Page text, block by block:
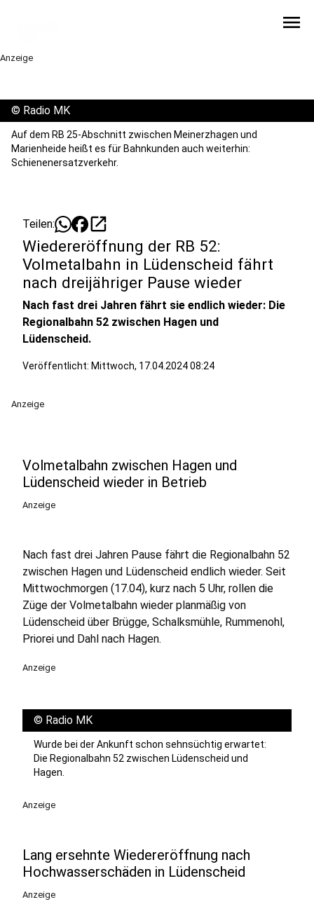
menu
Anzeige
© Radio MK
Auf dem RB 25-Abschnitt zwischen Meinerzhagen und
Marienheide heißt es für Bahnkunden auch weiterhin:
Schienenersatzverkehr.
Teilen: open_in_new
Wiedereröffnung der RB 52:
Volmetalbahn in Lüdenscheid fährt
nach dreijähriger Pause wieder
Nach fast drei Jahren fährt sie endlich wieder: Die
Regionalbahn 52 zwischen Hagen und
Lüdenscheid.
Veröffentlicht: Mittwoch, 17.04.2024 08:24
Anzeige
Volmetalbahn zwischen Hagen und
Lüdenscheid wieder in Betrieb
Anzeige
Nach fast drei Jahren Pause fährt die Regionalbahn 52
zwischen Hagen und Lüdenscheid endlich wieder. Seit
Mittwochmorgen (17.04), kurz nach 5 Uhr, rollen die
Züge der Volmetalbahn wieder planmäßig von
Lüdenscheid über Brügge, Schalksmühle, Rummenohl,
Priorei und Dahl nach Hagen.
Anzeige
© Radio MK
Wurde bei der Ankunft schon sehnsüchtig erwartet:
Die Regionalbahn 52 zwischen Lüdenscheid und
Hagen.
Anzeige
Lang ersehnte Wiedereröffnung nach
Hochwasserschäden in Lüdenscheid
Anzeige